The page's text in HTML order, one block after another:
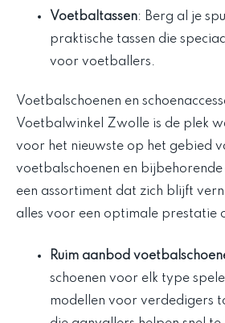
Voetbaltassen: Berg al je
praktische tassen die
voor voetballers.
Voetbalschoenen en
Voetbalwinkel Zwolle is de plek
voor het nieuwste op het gebied
voetbalschoenen en bijbehorende
een assortiment dat zich blijft
alles voor een optimale prestatie
Ruim aanbod
schoenen voor elk type
modellen voor verdedigers